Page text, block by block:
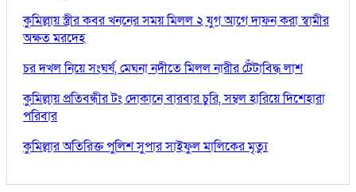
কুমিল্লায় স্ত্রীর কবর খননের সময় মিলল ২ যুগ আগে দাফন করা স্বামীর
অক্ষত মরদেহ
চর দখল নিয়ে সংঘর্ষ, মেঘনা নদীতে মিলল নারীর টেঁটাবিদ্ধ লাশ
কুমিল্লায় প্রতিবন্ধীর টং দোকানে বারবার চুরি, সম্বল হারিয়ে দিশেহারা
পরিবার
কুমিল্লার অতিরিক্ত পুলিশ সুপার সাইফুল মালিকের মৃত্যু